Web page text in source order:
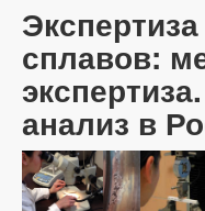
сплавов:
анализ в